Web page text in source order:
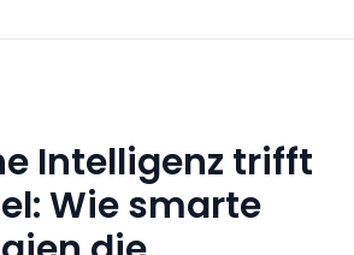
Intelligenz trifft
Wie smarte